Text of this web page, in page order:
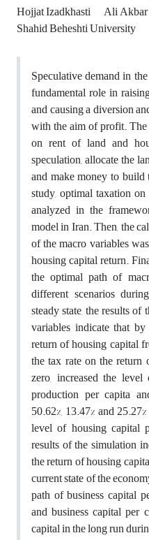
Hojjat Izadkhasti Ali
Shahid Beheshti University
Speculative demand in
fundamental role in
and causing a diversion
with the aim of profit.
on rent of land and
speculation, allocate the
and make money to
study, optimal taxation
analyzed in the
model in Iran. Then, the
of the macro variables
housing capital return.
the optimal path of
different scenarios
steady state, the results
variables indicate that
return of housing capital
the tax rate on the return
zero, increased the
production per capita
50.62%, 13.47% and
level of housing capital
results of the simulation
the return of housing
current state of the
path of business capital
and business capital per
capital in the long run